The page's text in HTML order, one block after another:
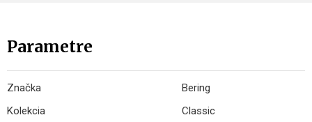
Parametre
Značka
Bering
Kolekcia
Classic